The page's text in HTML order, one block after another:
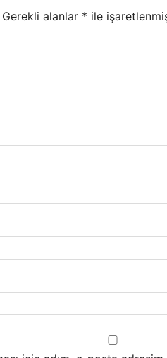
Gerekli alanlar * ile